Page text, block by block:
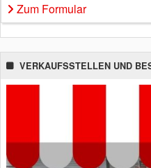
Zum Formular
VERKAUFSSTELLEN UND